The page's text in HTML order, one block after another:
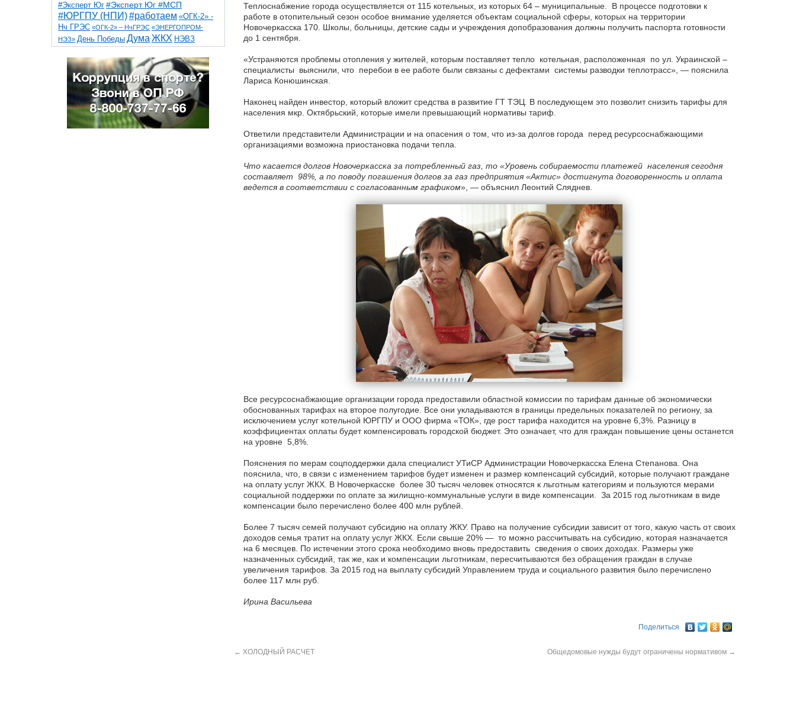
#Эксперт Юг #Эксперт Юг #МСП
#ЮРГПУ (НПИ)#работаем «ОГК-2» -
Нч ГРЭС «ОГК-2» – НчГРЭС «ЭНЕРГОПРОМ-
НЭЗ» День Победы Дума ЖКХ НЭВЗ
НчГРЭС ТНТ
благоустройствоветераны выборы
детидороги казаки коррупция космос
общественная палата парк пожар роща
спорт театр транспорт художники
Теплоснабжение города осуществляется от 115 котельных, из которых 64 – муниципальные. В процессе подготовки к
работе в отопительный сезон особое внимание уделяется объектам социальной сферы, которых на территории
Новочеркасска 170. Школы, больницы, детские сады и учреждения допобразования должны получить паспорта готовности
до 1 сентября.
«Устраняются проблемы отопления у жителей, которым поставляет тепло котельная, расположенная по ул. Украинской –
специалисты выяснили, что перебои в ее работе были связаны с дефектами системы разводки теплотрасс», — пояснила
Лариса Конюшинская.
Наконец найден инвестор, который вложит средства в развитие ГТ ТЭЦ. В последующем это позволит снизить тарифы для
населения мкр. Октябрьский, которые имели превышающий нормативы тариф.
Ответили представители Администрации и на опасения о том, что из-за долгов города перед ресурсоснабжающими
организациями возможна приостановка подачи тепла.
Что касается долгов Новочеркасска за потребленный газ, то «Уровень собираемости платежей населения сегодня
составляет 98%, а по поводу погашения долгов за газ предприятия «Актис» достигнута договоренность и оплата
ведется в соответствии с согласованным графиком», — объяснил Леонтий Сляднев.
Все ресурсоснабжающие организации города предоставили областной комиссии по тарифам данные об экономически
обоснованных тарифах на второе полугодие. Все они укладываются в границы предельных показателей по региону, за
исключением услуг котельной ЮРГПУ и ООО фирма «ТОК», где рост тарифа находится на уровне 6,3%. Разницу в
коэффициентах оплаты будет компенсировать городской бюджет. Это означает, что для граждан повышение цены останется
на уровне 5,8%.
Пояснения по мерам соцподдержки дала специалист УТиСР Администрации Новочеркасска Елена Степанова. Она
пояснила, что, в связи с изменением тарифов будет изменен и размер компенсаций субсидий, которые получают граждане
на оплату услуг ЖКХ. В Новочеркасске более 30 тысяч человек относятся к льготным категориям и пользуются мерами
социальной поддержки по оплате за жилищно-коммунальные услуги в виде компенсации. За 2015 год льготникам в виде
компенсации было перечислено более 400 млн рублей.
Более 7 тысяч семей получают субсидию на оплату ЖКУ. Право на получение субсидии зависит от того, какую часть от своих
доходов семья тратит на оплату услуг ЖКХ. Если свыше 20% — то можно рассчитывать на субсидию, которая назначается
на 6 месяцев. По истечении этого срока необходимо вновь предоставить сведения о своих доходах. Размеры уже
назначенных субсидий, так же, как и компенсации льготникам, пересчитываются без обращения граждан в случае
увеличения тарифов. За 2015 год на выплату субсидий Управлением труда и социального развития было перечислено
более 117 млн руб.
Ирина Васильева
Поделиться
← ХОЛОДНЫЙ РАСЧЕТ Общедомовые нужды будут ограничены нормативом →